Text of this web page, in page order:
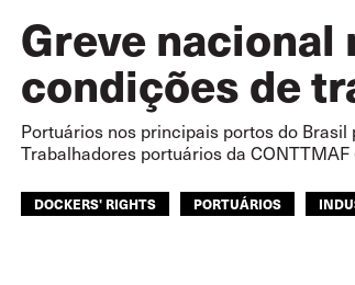
Greve nacional
condições de
Portuários nos principais portos do
Trabalhadores portuários da
DOCKERS' RIGHTS PORTUÁRIOS